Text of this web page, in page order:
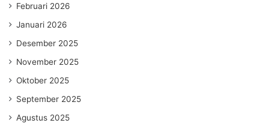
Februari 2026
Januari 2026
Desember 2025
November 2025
Oktober 2025
September 2025
Agustus 2025